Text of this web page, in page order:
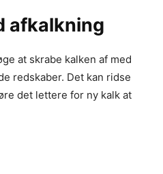
afkalkning
at skrabe kalken af med
redskaber. Det kan ridse
det lettere for ny kalk at